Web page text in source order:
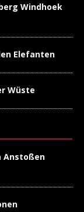
Windhoek
Elefanten
Wüste
Anstoßen